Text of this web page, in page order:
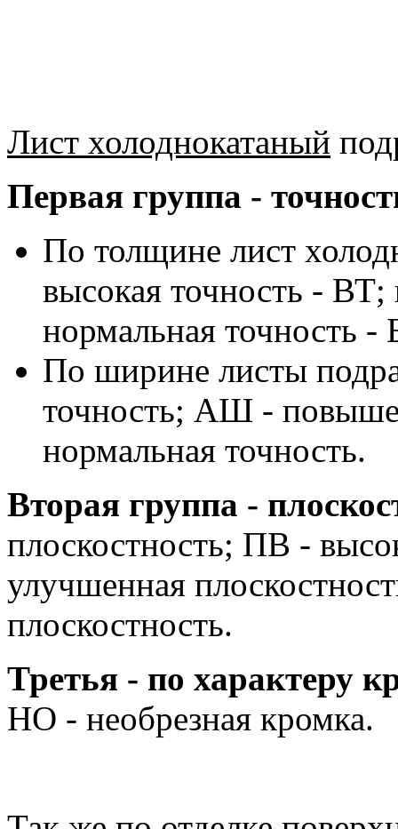
Лист холоднокатаный
Первая группа -
По толщине лист
высокая точность -
нормальная точность -
По ширине листы
точность; АШ -
нормальная точность.
Вторая группа -
плоскостность; ПВ -
улучшенная
плоскостность.
Третья - по характеру
НО - необрезная кромка.